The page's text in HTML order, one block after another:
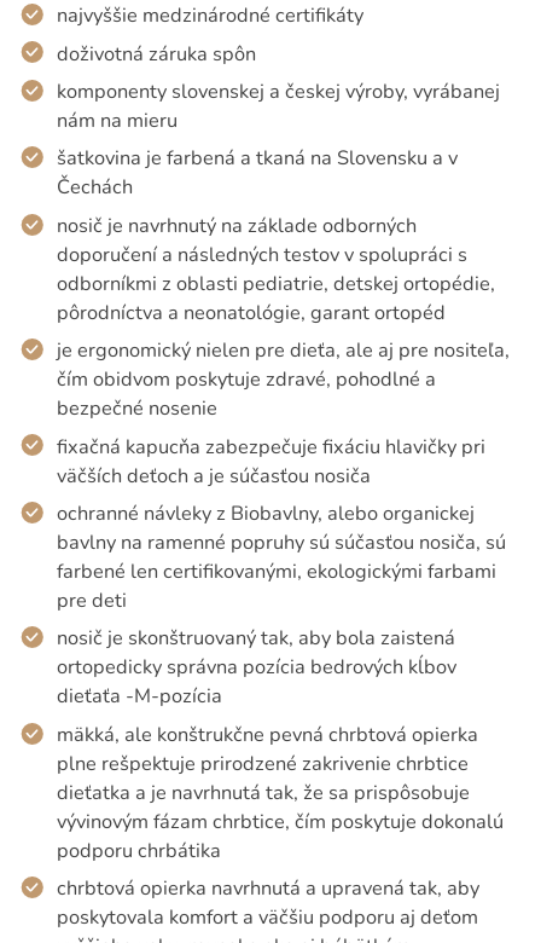
najvyššie medzinárodné certifikáty
doživotná záruka spôn
komponenty slovenskej a českej výroby, vyrábanej
nám na mieru
šatkovina je farbená a tkaná na Slovensku a v
Čechách
nosič je navrhnutý na základe odborných
doporučení a následných testov v spolupráci s
odborníkmi z oblasti pediatrie, detskej ortopédie,
pôrodníctva a neonatológie, garant ortopéd
je ergonomický nielen pre dieťa, ale aj pre nositeľa,
čím obidvom poskytuje zdravé, pohodlné a
bezpečné nosenie
fixačná kapucňa zabezpečuje fixáciu hlavičky pri
väčších deťoch a je súčasťou nosiča
ochranné návleky z Biobavlny, alebo organickej
bavlny na ramenné popruhy sú súčasťou nosiča, sú
farbené len certifikovanými, ekologickými farbami
pre deti
nosič je skonštruovaný tak, aby bola zaistená
ortopedicky správna pozícia bedrových kĺbov
dieťaťa -M-pozícia
mäkká, ale konštrukčne pevná chrbtová opierka
plne rešpektuje prirodzené zakrivenie chrbtice
dieťatka a je navrhnutá tak, že sa prispôsobuje
vývinovým fázam chrbtice, čím poskytuje dokonalú
podporu chrbátika
chrbtová opierka navrhnutá a upravená tak, aby
poskytovala komfort a väčšiu podporu aj deťom